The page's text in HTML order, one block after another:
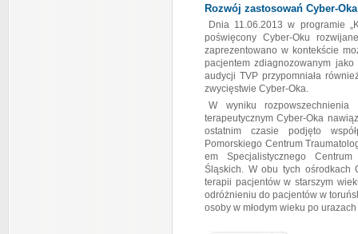
Rozwój zastosowań Cyber-Oka
Dnia 11.06.2013 w programie
poświęcony Cyber-Oku
zaprezentowano w kontekście
pacjentem zdiagnozowanym
audycji TVP przypomniała
zwycięstwie Cyber-Oka.
W wyniku
terapeutycznym Cyber-Oka
ostatnim czasie podjęto
Pomorskiego Centrum
em Specjalistycznego
Śląskich. W obu tych ośrodkach
terapii pacjentów w starszym
odróżnieniu do pacjentów w
osoby w młodym wieku po